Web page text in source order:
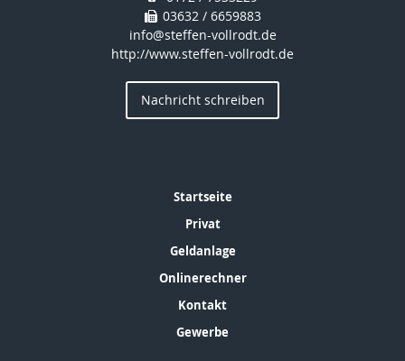
03632 / 6659883
info@steffen-vollrodt.de
http://www.steffen-vollrodt.de
Nachricht schreiben
Startseite
Privat
Geldanlage
Onlinerechner
Kontakt
Gewerbe